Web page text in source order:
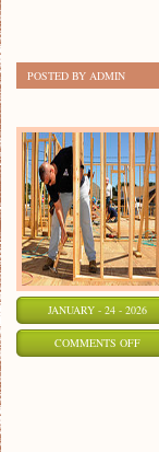
POSTED BY ADMIN
JANUARY - 24 - 2026
COMMENTS OFFON